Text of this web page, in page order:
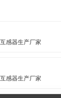
感器生产厂家
感器生产厂家